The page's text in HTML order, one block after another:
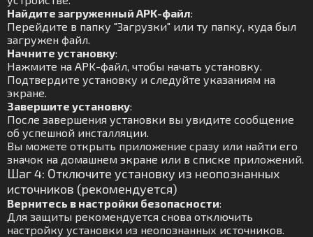
Найдите загруженный APK-файл:
Перейдите в папку "Загрузки" или ту папку, куда был
загружен файл.
Начните установку:
Нажмите на APK-файл, чтобы начать установку.
Подтвердите установку и следуйте указаниям на
экране.
Завершите установку:
После завершения установки вы увидите сообщение
об успешной инсталляции.
Вы можете открыть приложение сразу или найти его
значок на домашнем экране или в списке приложений.
Шаг 4: Отключите установку из неопознанных
источников (рекомендуется)
Вернитесь в настройки безопасности:
Для защиты рекомендуется снова отключить
настройку установки из неопознанных источников.